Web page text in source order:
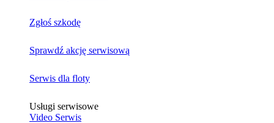
Zgłoś szkodę
Sprawdź akcję serwisową
Serwis dla floty
Usługi serwisowe
Video Serwis